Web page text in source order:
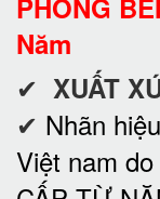
PHÒNG
Năm
✔ XUẤT
✔ Nhãn hiệu
Việt nam